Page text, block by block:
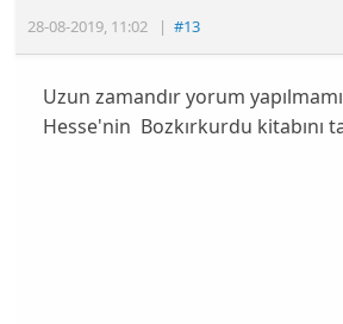
28-08-2019, 11:02 |#13
Uzun zamandır yorum
Hesse'nin Bozkırkurdu kitabını